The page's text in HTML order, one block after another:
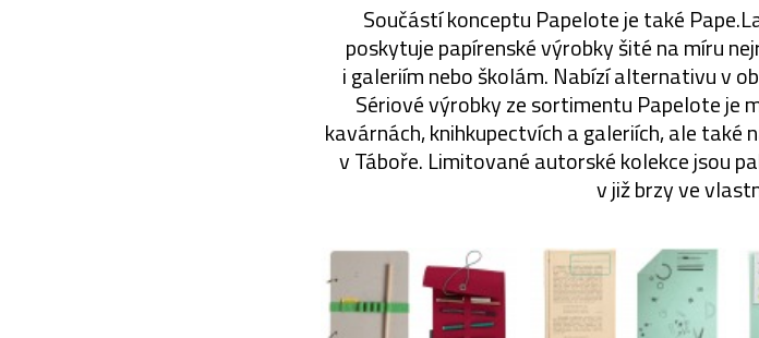
Součástí konceptu Papelote je také
poskytuje papírenské výrobky šité na míru
i galeriím nebo školám. Nabízí alternativu v
Sériové výrobky ze sortimentu Papelote je
kavárnách, knihkupectvích a galeriích, ale
v Táboře. Limitované autorské kolekce jsou
v již brzy ve